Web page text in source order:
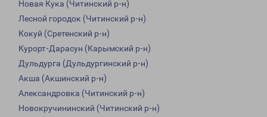
Новая Кука (Читинский р-н)
Лесной городок (Читинский р-н)
Кокуй (Сретенский р-н)
Курорт-Дарасун (Карымский р-н)
Дульдурга (Дульдургинский р-н)
Акша (Акшинский р-н)
Александровка (Читинский р-н)
Новокручининский (Читинский р-н)